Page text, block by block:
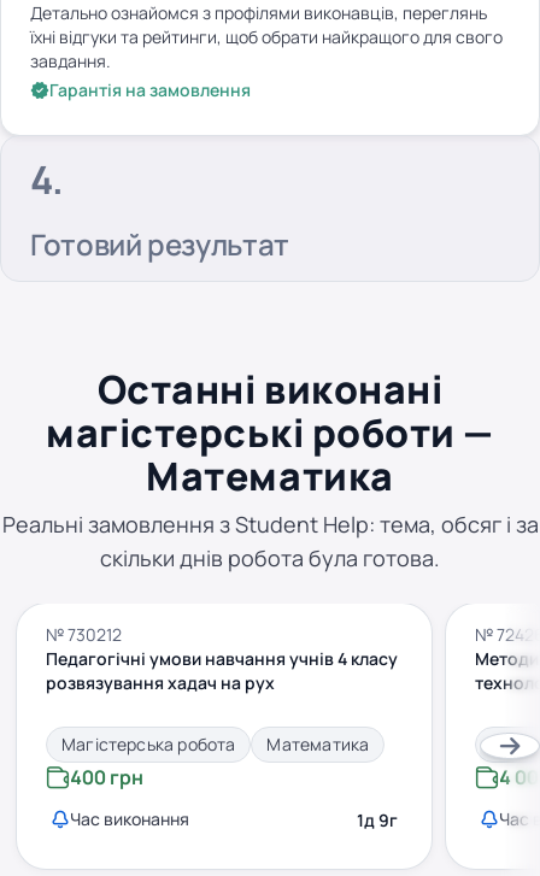
Детально ознайомся з профілями виконавців, переглянь
їхні відгуки та рейтинги, щоб обрати найкращого для свого
завдання.
Гарантія на замовлення
Готовий результат
Останні виконані
магістерські роботи —
Математика
Реальні замовлення з Student Help: тема, обсяг і за
скільки днів робота була готова.
№ 730212
Педагогічні умови навчання учнів 4 класу
розвязування хадач на рух
Магістерська робота Математика
400 грн
Час виконання 1д 9г
№
4
Час